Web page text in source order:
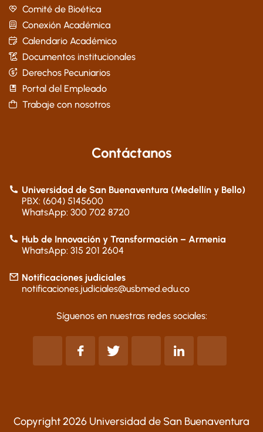
Comité de Bioética
Conexión Académica
Calendario Académico
Documentos institucionales
Derechos Pecuniarios
Portal del Empleado
Trabaje con nosotros
Contáctanos
Universidad de San Buenaventura (Medellín y Bello)
PBX: (604) 5145600
WhatsApp: 300 702 8720
Hub de Innovación y Transformación – Armenia
WhatsApp: 315 201 2604
Notificaciones judiciales
notificaciones.judiciales@usbmed.edu.co
Síguenos en nuestras redes sociales:
Copyright 2026 Universidad de San Buenaventura